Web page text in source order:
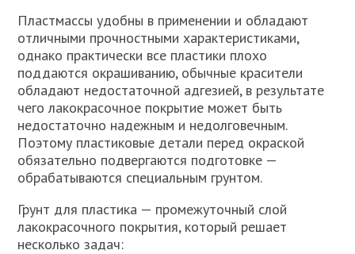
Пластмассы удобны в применении и обладают
отличными прочностными характеристиками,
однако практически все пластики плохо
поддаются окрашиванию, обычные красители
обладают недостаточной адгезией, в результате
чего лакокрасочное покрытие может быть
недостаточно надежным и недолговечным.
Поэтому пластиковые детали перед окраской
обязательно подвергаются подготовке —
обрабатываются специальным грунтом.
Грунт для пластика — промежуточный слой
лакокрасочного покрытия, который решает
несколько задач: